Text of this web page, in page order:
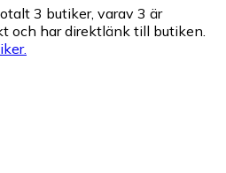
3 butiker, varav 3 är
och har direktlänk till butiken.